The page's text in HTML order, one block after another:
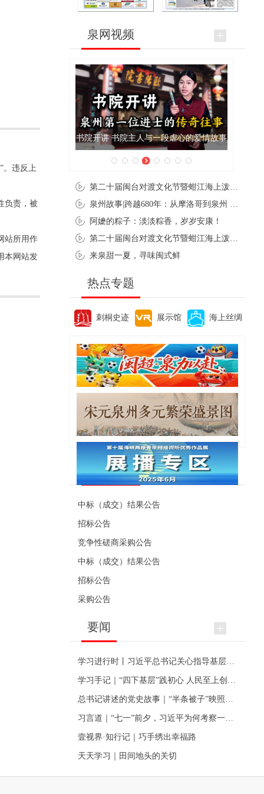
。违反上
负责，被
站所用作
本网站发
泉网视频
院开讲 书院主人与一段虐心的爱情故事 泉州肉粽亮相央视《新闻
阿嬷的粽子：淡淡粽香，岁岁安康！
来泉甜一夏，寻味闽式鲜
热点专题
刺桐史迹 展示馆 海上丝绸
便民资讯
中标（成交）结果公告
招标公告
竞争性磋商采购公告
中标（成交）结果公告
招标公告
采购公告
要闻
壹视界·知行记｜巧手绣出幸福路
天天学习｜田间地头的关切